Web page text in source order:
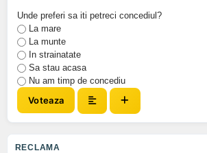
Unde preferi sa iti petreci concediul?
La mare
La munte
In strainatate
Sa stau acasa
Nu am timp de concediu
Voteaza
RECLAMA